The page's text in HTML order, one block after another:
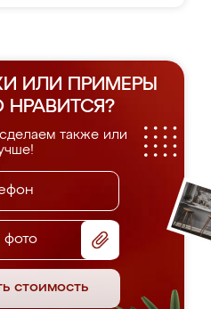
ИЛИ ПРИМЕРЫ
НРАВИТСЯ?
также или
фото
стоимость